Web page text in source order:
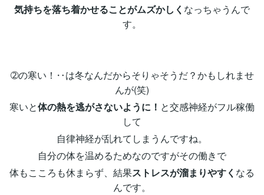
気持ちを落ち着かせることがムズかしく なっちゃうんで
す。
➁の寒い！‥は冬なんだからそりゃそうだ？かもしれませ
んが(笑)
寒いと体の熱を逃がさないように！ と交感神経がフル稼働
して
自律神経が乱れてしまうんですね。
自分の体を温めるためなのですがその働きで
体もこころも休まらず、結果ストレスが溜まりやすく なる
んです。